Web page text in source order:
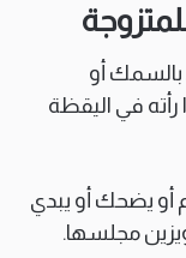
بالسمك أو
رأته في اليقظة
أو يضحك أو يبدي
مجلسها.